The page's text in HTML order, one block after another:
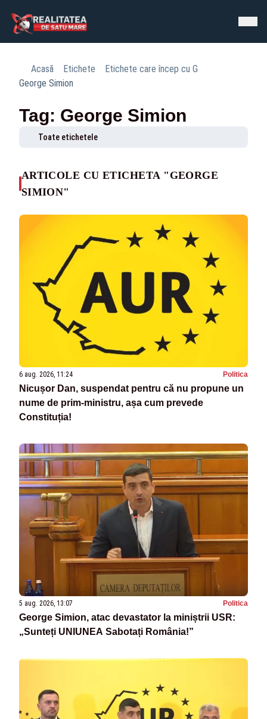
Acasă Etichete
Etichete care încep cu G
George Simion
Tag: George Simion
Toate etichetele
ARTICOLE CU ETICHETA "GEORGE
SIMION"
6 aug. 2026, 11:24 Politica
Nicușor Dan, suspendat pentru că nu propune un
nume de prim-ministru, așa cum prevede
Constituția!
5 aug. 2026, 13:07 Politica
George Simion, atac devastator la miniștrii USR:
„Sunteți UNIUNEA Sabotați România!”